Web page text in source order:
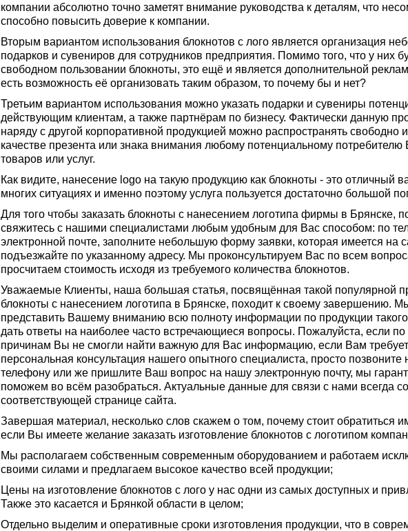
компании абсолютно точно заметят внимание руководства к деталям, что
способно повысить доверие к компании.
Вторым вариантом использования блокнотов с лого является организация
подарков и сувениров для сотрудников предприятия. Помимо того, что у них
свободном пользовании блокноты, это ещё и является дополнительной
есть возможность её организовать таким образом, то почему бы и нет?
Третьим вариантом использования можно указать подарки и сувениры
действующим клиентам, а также партнёрам по бизнесу. Фактически данную
наряду с другой корпоративной продукцией можно распространять свободно
качестве презента или знака внимания любому потенциальному
товаров или услуг.
Как видите, нанесение logo на такую продукцию как блокноты - это отличный
многих ситуациях и именно поэтому услуга пользуется достаточно большой
Для того чтобы заказать блокноты с нанесением логотипа фирмы в Брянске,
свяжитесь с нашими специалистами любым удобным для Вас способом: по
электронной почте, заполните небольшую форму заявки, которая имеется на
подъезжайте по указанному адресу. Мы проконсультируем Вас по всем
просчитаем стоимость исходя из требуемого количества блокнотов.
Уважаемые Клиенты, наша большая статья, посвящённая такой популярной
блокноты с нанесением логотипа в Брянске, походит к своему завершению.
представить Вашему вниманию всю полноту информации по продукции
дать ответы на наиболее часто встречающиеся вопросы. Пожалуйста, если
причинам Вы не смогли найти важную для Вас информацию, если Вам
персональная консультация нашего опытного специалиста, просто позвоните
телефону или же пришлите Ваш вопрос на нашу электронную почту, мы
поможем во всём разобраться. Актуальные данные для связи с нами всегда
соответствующей странице сайта.
Завершая материал, несколько слов скажем о том, почему стоит обратиться
если Вы имеете желание заказать изготовление блокнотов с логотипом
Мы располагаем собственным современным оборудованием и работаем
своими силами и предлагаем высокое качество всей продукции;
Цены на изготовление блокнотов с лого у нас одни из самых доступных и
Также это касается и Брянкой области в целом;
Отдельно выделим и оперативные сроки изготовления продукции, что в